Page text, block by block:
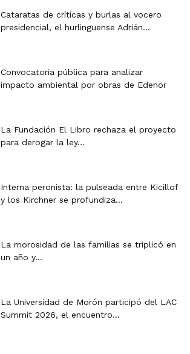
Cataratas de críticas y burlas al vocero
presidencial, el hurlinguense Adrián...
Convocatoria pública para analizar
impacto ambiental por obras de Edenor
La Fundación El Libro rechaza el proyecto
para derogar la ley...
Interna peronista: la pulseada entre Kicillof
y los Kirchner se profundiza...
La morosidad de las familias se triplicó en
un año y...
La Universidad de Morón participó del LAC
Summit 2026, el encuentro...